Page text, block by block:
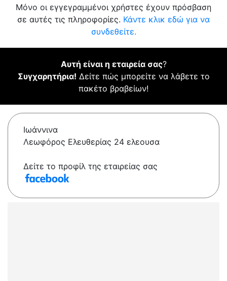
Μόνο οι εγγεγραμμένοι χρήστες έχουν πρόσβαση
σε αυτές τις πληροφορίες. Κάντε κλικ εδώ για να
συνδεθείτε.
Αυτή είναι η εταιρεία σας?
Συγχαρητήρια! Δείτε πώς μπορείτε να λάβετε το
πακέτο βραβείων!
Ιωάννινα
Λεωφόρος Ελευθερίας 24 ελεουσα
Δείτε το προφίλ της εταιρείας σας